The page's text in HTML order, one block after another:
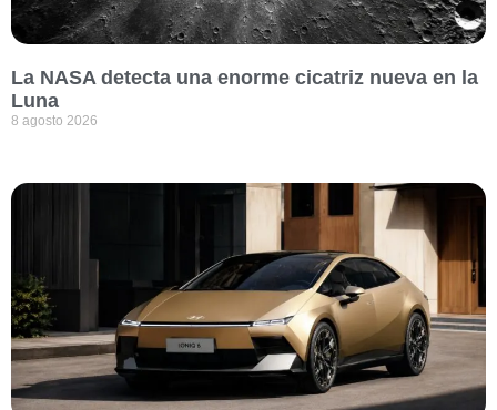
La NASA detecta una enorme cicatriz nueva en la
Luna
8 agosto 2026